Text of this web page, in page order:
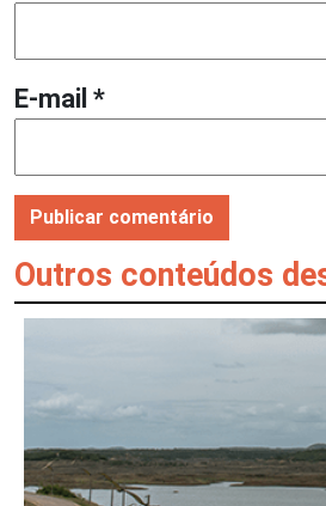
E-mail *
Outros conteúdos